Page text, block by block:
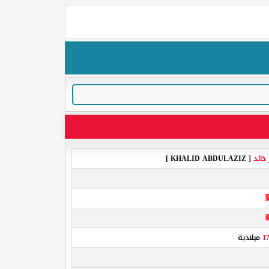
خالد[ KHALID ABDULAZIZ ]
ميلادية